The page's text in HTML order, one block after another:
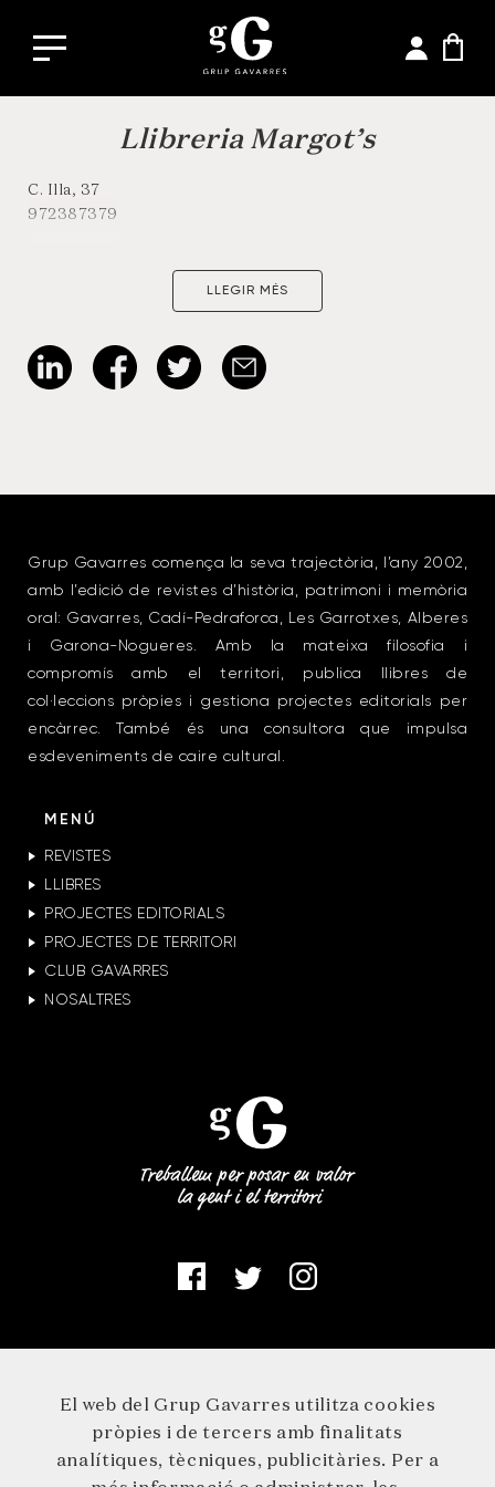
Llibreria Margot’s
C. Illa, 37
972387379
LLEGIR MÉS
Grup Gavarres comença la seva trajectòria, l’any 2002,
amb l’edició de revistes d’història, patrimoni i memòria
oral: Gavarres, Cadí-Pedraforca, Les Garrotxes, Alberes
i Garona-Nogueres. Amb la mateixa filosofia i
compromís amb el territori, publica llibres de
col·leccions pròpies i gestiona projectes editorials per
encàrrec. També és una consultora que impulsa
esdeveniments de caire cultural.
MENÚ
REVISTES
LLIBRES
PROJECTES EDITORIALS
PROJECTES DE TERRITORI
CLUB GAVARRES
NOSALTRES
El web del Grup Gavarres utilitza cookies
pròpies i de tercers amb finalitats
analítiques, tècniques, publicitàries. Per a